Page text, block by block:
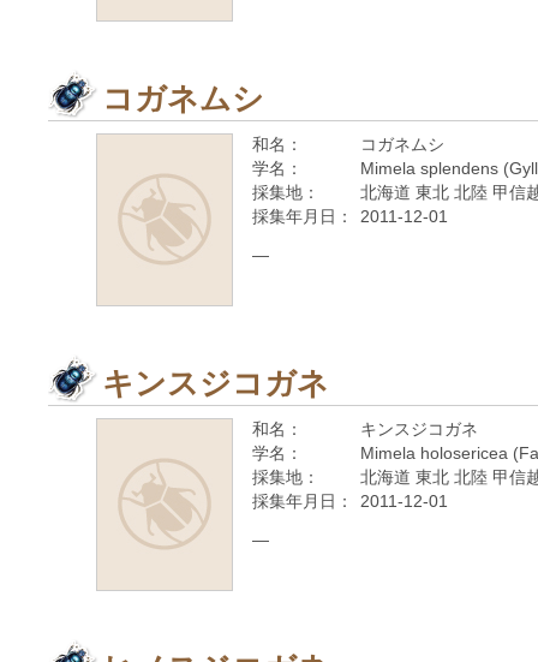
コガネムシ
和名：
コガネムシ
学名：
Mimela splendens
採集地：
北海道 東北 北陸 甲信
採集年月日：
2011-12-01
—
キンスジコガネ
和名：
キンスジコガネ
学名：
Mimela holosericea
採集地：
北海道 東北 北陸 甲信
採集年月日：
2011-12-01
—